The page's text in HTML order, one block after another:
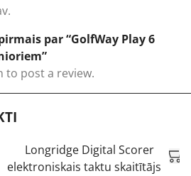
par “GolfWay Play 6
to post a review.